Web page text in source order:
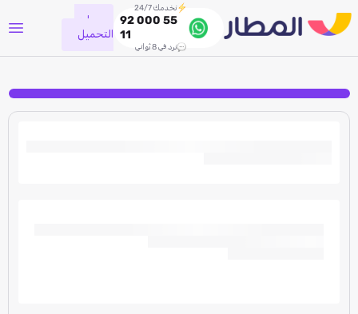
نخدمك 24/7
92 000 55
11
نرد في 8 ثواني
جاري
التحميل